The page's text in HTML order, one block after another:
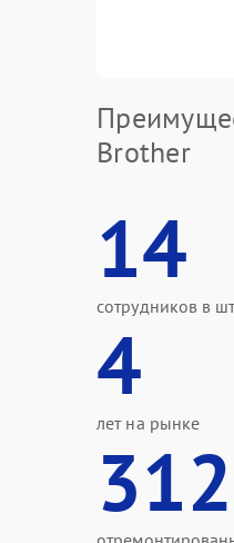
Brother
14
сотрудников в
4
лет на рынке